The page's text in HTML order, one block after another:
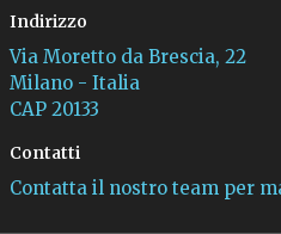
Indirizzo
Via Moretto da Brescia, 22
Milano - Italia
CAP 20133
Contatti
Contatta il nostro team per